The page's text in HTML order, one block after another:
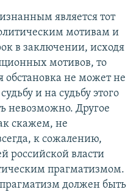
является тот
мотивам и
в заключении, исходя
мотивов, то
обстановка не может не
и на судьбу этого
невозможно. Другое
скажем, не
к сожалению,
российской власти
прагматизмом.
должен быть